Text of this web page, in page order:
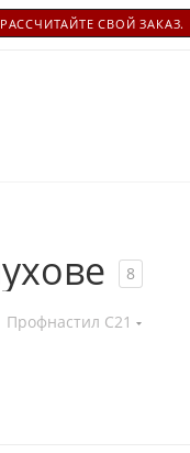
РАСCЧИТАЙТЕ СВОЙ ЗАКАЗ.
8
Профнастил С21